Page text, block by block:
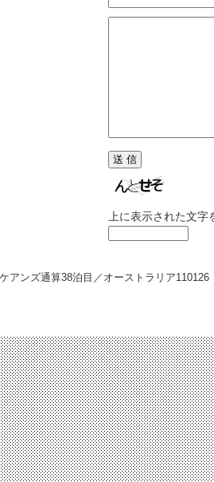
上に表示された文
アンズ通算38泊目／オーストラリア110126